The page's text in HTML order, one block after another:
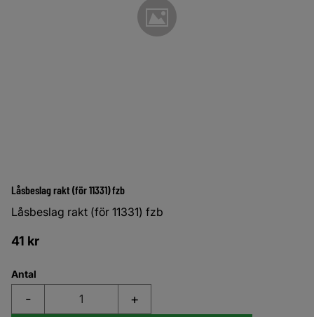
Låsbeslag rakt (för 11331) fzb
Låsbeslag rakt (för 11331) fzb
41 kr
Antal
+
-